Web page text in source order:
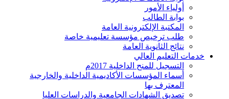
أولياء الأمور
بوابة الطالب
المكتبة الإلكترونية العامة
طلب ترخيص مؤسسة تعليمية خاصة
نتائج الثانوية العامة
خدمات التعليم العالي
التسجيل للمنح الداخلية 2017م
أسماء المؤسسات الأكاديمية الداخلية والخارجية
المعترف بها
تصديق الشهادات الجامعية والدراسات العليا